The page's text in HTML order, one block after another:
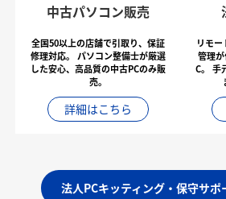
中古パソコン販売
全国50以上の店舗で引取り、保証
修理対応。 パソコン整備士が厳選
した安心、高品質の中古PCのみ販
売。
詳細はこちら
リモ
管理
C。 手
法人PCキッティング・保守サポ